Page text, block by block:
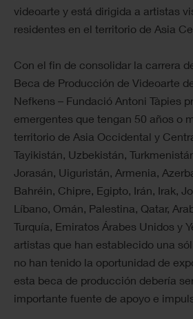
videoarte y está dirigida a artistas
residentes en el territorio de Asia
Con el fin de consolidar la carrera
Beca de Producción de Videoarte
Nefkens – Fundació Antoni Tàpies
emergentes que tengan 50 años o
territorio de Asia Occidental y
Tayikistán, Uzbekistán,
Jorasán, Uiguristán, Armenia,
Bahréin, Chipre, Egipto, Irán, Irak,
Líbano, Omán, Palestina, Qatar,
Turquía, Emiratos Árabes Unidos y
artistas que han establecido una
no han tenido la oportunidad de
esta beca de producción debería
importante fuente de apoyo e